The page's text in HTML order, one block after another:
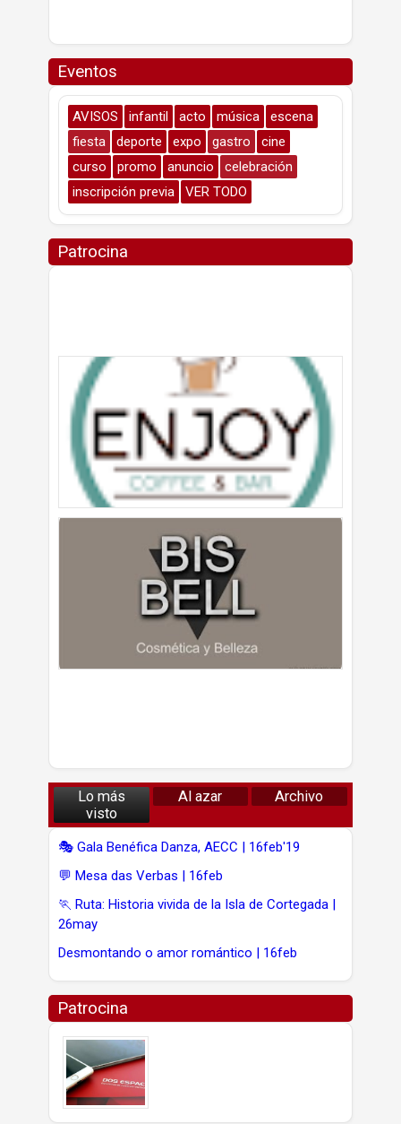
Eventos
AVISOS infantil acto música
escena
fiesta
deporte expo gastro
cine
curso
promo anuncio
celebración
inscripción previa
VER TODO
Patrocina
Lo más
visto
Al azar Archivo
🎭 Gala Benéfica Danza, AECC | 16feb'19
💬 Mesa das Verbas | 16feb
🏃 Ruta: Historia vivida de la Isla de Cortegada |
26may
Desmontando o amor romántico | 16feb
Patrocina